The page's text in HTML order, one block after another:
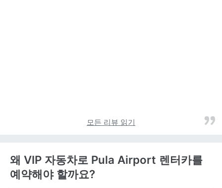
모든 리뷰 읽기
왜 VIP 자동차로 Pula Airport 렌터카를
예약해야 할까요?